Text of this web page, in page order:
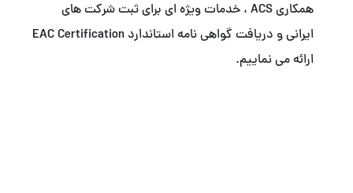
همکاری ACS ، خدمات ویژه ای برای ثبت شرکت های
ایرانی و دریافت گواهی نامه استاندارد EAC Certification
ارائه می نماییم.